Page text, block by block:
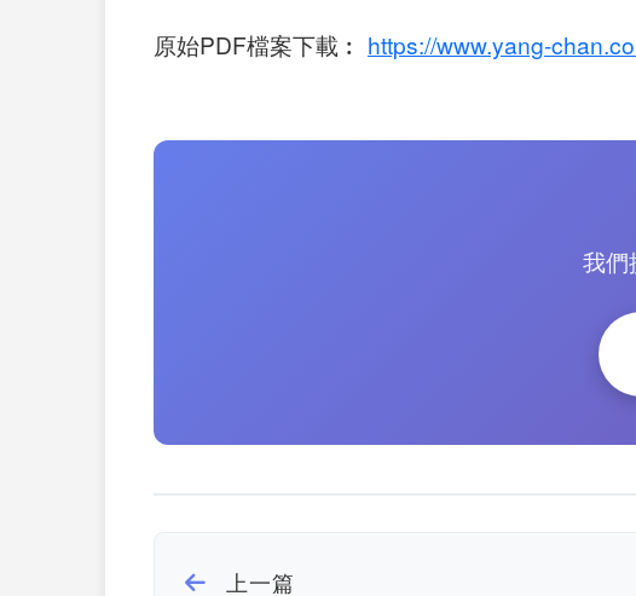
原始PDF檔案下載︰ https://www.yang-
我們
上一篇